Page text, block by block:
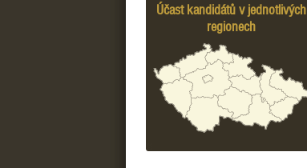
Účast kandidátů v jednotlivých
regionech